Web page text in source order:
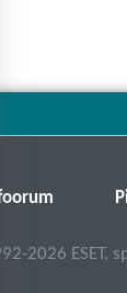
foorum
2026 ESET,